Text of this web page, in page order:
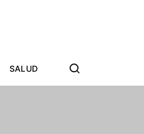
SALUD